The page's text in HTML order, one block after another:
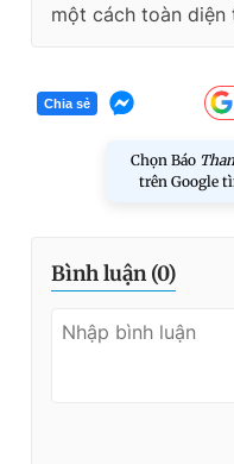
một cách toàn
Chia sẻ
Chọn Báo
trên Google
Bình luận (0)